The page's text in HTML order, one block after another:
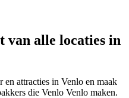
van alle locaties in
attracties in Venlo en maak
die Venlo Venlo maken.